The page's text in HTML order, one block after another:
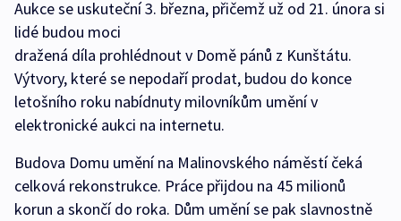
Aukce se uskuteční 3. března, přičemž už od 21. února si
lidé budou moci
dražená díla prohlédnout v Domě pánů z Kunštátu.
Výtvory, které se nepodaří prodat, budou do konce
letošního roku nabídnuty milovníkům umění v
elektronické aukci na internetu.
Budova Domu umění na Malinovského náměstí čeká
celková rekonstrukce. Práce přijdou na 45 milionů
korun a skončí do roka. Dům umění se pak slavnostně